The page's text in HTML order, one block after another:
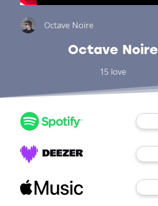
Octave Noire
Octave Noire
15 love